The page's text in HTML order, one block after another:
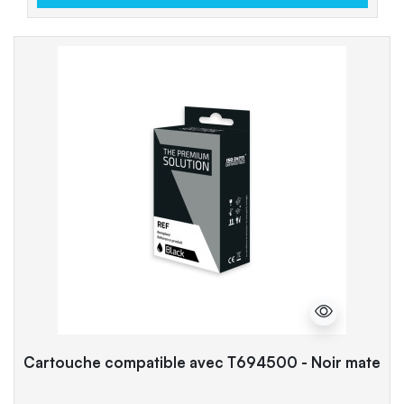
Cartouche compatible avec T694500 - Noir mate